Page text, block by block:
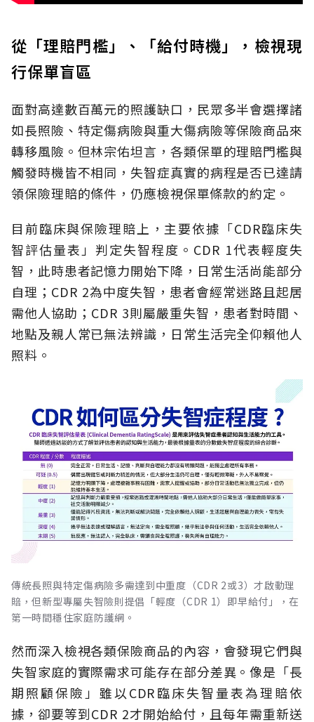
從「理賠門檻」、「給付時機」，檢視現
行保單盲區
面對高達數百萬元的照護缺口，民眾多半會選擇諸
如長照險、特定傷病險與重大傷病險等保險商品來
轉移風險。但林宗佑坦言，各類保單的理賠門檻與
觸發時機皆不相同，失智症真實的病程是否已達請
領保險理賠的條件，仍應檢視保單條款的約定。
目前臨床與保險理賠上，主要依據「CDR臨床失
智評估量表」判定失智程度。CDR 1代表輕度失
智，此時患者記憶力開始下降，日常生活尚能部分
自理；CDR 2為中度失智，患者會經常迷路且起居
需他人協助；CDR 3則屬嚴重失智，患者對時間、
地點及親人常已無法辨識，日常生活完全仰賴他人
照料。
傳統長照與特定傷病險多需達到中重度（CDR 2或3）才啟動理
賠，但新型專屬失智險則提倡「輕度（CDR 1）即早給付」，在
第一時間穩住家庭防護網。
然而深入檢視各類保險商品的內容，會發現它們與
失智家庭的實際需求可能存在部分差異。像是「長
期照顧保險」雖以CDR臨床失智量表為理賠依
據，卻要等到CDR 2才開始給付，且每年需重新送